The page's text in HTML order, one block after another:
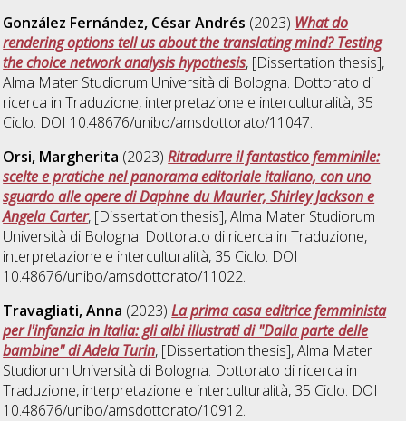
González Fernández, César Andrés (2023) What do
rendering options tell us about the translating mind? Testing
the choice network analysis hypothesis, [Dissertation thesis],
Alma Mater Studiorum Università di Bologna. Dottorato di
ricerca inTraduzione, interpretazione e interculturalità, 35
Ciclo. DOI 10.48676/unibo/amsdottorato/11047.
Orsi, Margherita (2023)Ritradurre il fantastico femminile:
scelte e pratiche nel panorama editoriale italiano, con uno
sguardo alle opere di Daphne du Maurier, Shirley Jackson e
Angela Carter, [Dissertation thesis], Alma Mater Studiorum
Università di Bologna. Dottorato di ricerca inTraduzione,
interpretazione e interculturalità, 35 Ciclo. DOI
10.48676/unibo/amsdottorato/11022.
Travagliati, Anna (2023)La prima casa editrice femminista
per l'infanzia in Italia: gli albi illustrati di "Dalla parte delle
bambine" di Adela Turin, [Dissertation thesis], Alma Mater
Studiorum Università di Bologna. Dottorato di ricerca in
Traduzione, interpretazione e interculturalità, 35 Ciclo. DOI
10.48676/unibo/amsdottorato/10912.